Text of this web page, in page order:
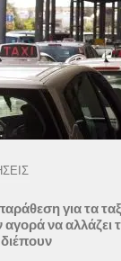
για τα
αγορά να